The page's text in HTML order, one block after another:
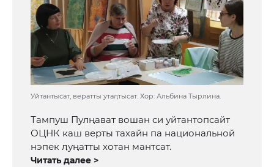
Уйтантысат, вератты утаӆтысат. Хор: Альбина Тырлина.
Тампуш Пулңават вошан си уйтантопсайт
ОЦНК каш верты тахайн па национальной
нэпек ӆуңатты хотан мантсат.
Читать далее >